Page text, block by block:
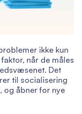
ikke kun
når de måles
Det
til socialisering
og åbner for nye